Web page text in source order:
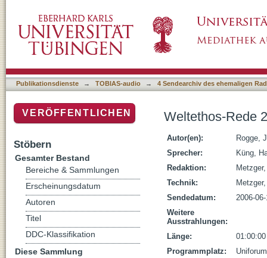
Publikationsdienste → TOBIAS-audio → 4 Sendearchiv des ehemaligen
Weltethos-Rede
Autor(en):
Rogge,
Sprecher:
Küng,
Redaktion:
Technik:
Sendedatum:
2006-
Weitere
Ausstrahlungen:
Länge:
01:00:00
Programmplatz:
Uniforum
VERÖFFENTLICHEN
Stöbern
Gesamter Bestand
Bereiche & Sammlungen
Erscheinungsdatum
Autoren
Titel
DDC-Klassifikation
Diese Sammlung